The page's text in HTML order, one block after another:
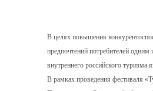
В целях повышения
предпочтений потребителей
внутреннего российского
В рамках проведения фестиваля